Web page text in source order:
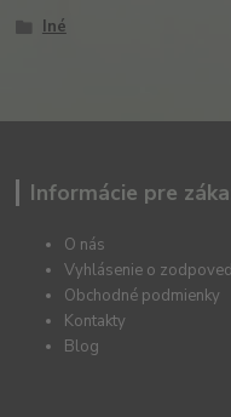
Iné
Informácie pre
O nás
Vyhlásenie o
Obchodné podmienky
Kontakty
Blog